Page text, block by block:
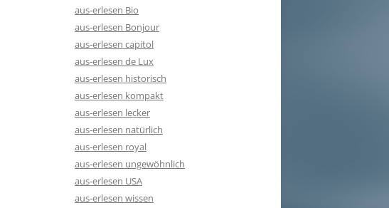
aus-erlesen Bio
aus-erlesen Bonjour
aus-erlesen capitol
aus-erlesen de Lux
aus-erlesen historisch
aus-erlesen kompakt
aus-erlesen lecker
aus-erlesen natürlich
aus-erlesen royal
aus-erlesen ungewöhnlich
aus-erlesen USA
aus-erlesen wissen